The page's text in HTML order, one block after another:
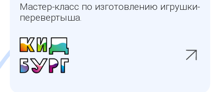
Мастер-класс по изготовлению игрушки-
перевертыша.